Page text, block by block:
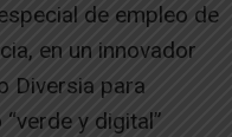
de empleo de
en un innovador
Diversia para
y digital”